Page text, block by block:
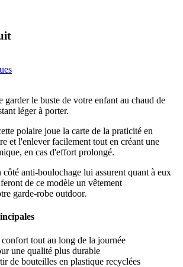
garder le buste de votre enfant au chaud de
léger à porter.
polaire joue la carte de la praticité en
et l'enlever facilement tout en créant une
en cas d'effort prolongé.
côté anti-boulochage lui assurent quant à eux
de ce modèle un vêtement
garde-robe outdoor.
tout au long de la journée
une qualité plus durable
de bouteilles en plastique recyclées